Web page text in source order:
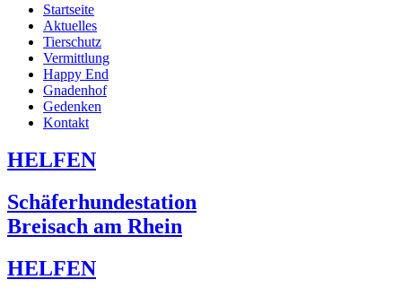
Startseite
Aktuelles
Tierschutz
Vermittlung
Happy End
Gnadenhof
Gedenken
Kontakt
HELFEN
Schäferhundestation
Breisach am Rhein
HELFEN